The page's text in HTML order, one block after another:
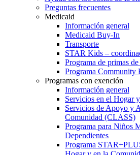
Preguntas frecuentes
Medicaid
Información general
Medicaid Buy-In
Transporte
STAR Kids –
Programa de primas
Programa Community
Programas con exención
Información general
Servicios en el Hogar
Servicios de Apoyo y
Comunidad (CLASS)
Programa para Niños
Dependientes
Programa